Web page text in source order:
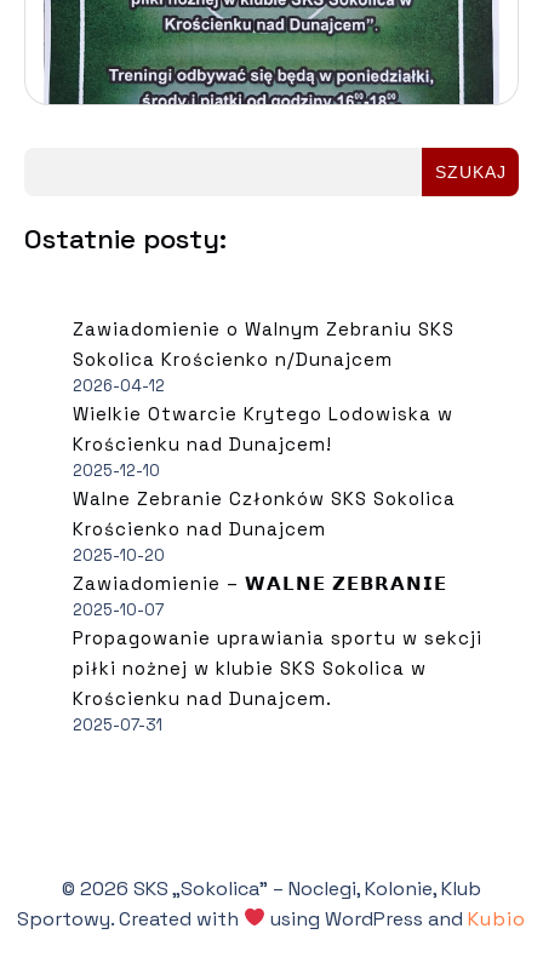
SZUKAJ
Ostatnie posty:
Zawiadomienie o Walnym Zebraniu SKS
Sokolica Krościenko n/Dunajcem
2026-04-12
Wielkie Otwarcie Krytego Lodowiska w
Krościenku nad Dunajcem!
2025-12-10
Walne Zebranie Członków SKS Sokolica
Krościenko nad Dunajcem
2025-10-20
Zawiadomienie – 𝗪𝗔𝗟𝗡𝗘 𝗭𝗘𝗕𝗥𝗔𝗡𝗜𝗘
2025-10-07
Propagowanie uprawiania sportu w sekcji
piłki nożnej w klubie SKS Sokolica w
Krościenku nad Dunajcem.
2025-07-31
© 2026 SKS „Sokolica” – Noclegi, Kolonie, Klub
Sportowy. Created with
using WordPress andKubio